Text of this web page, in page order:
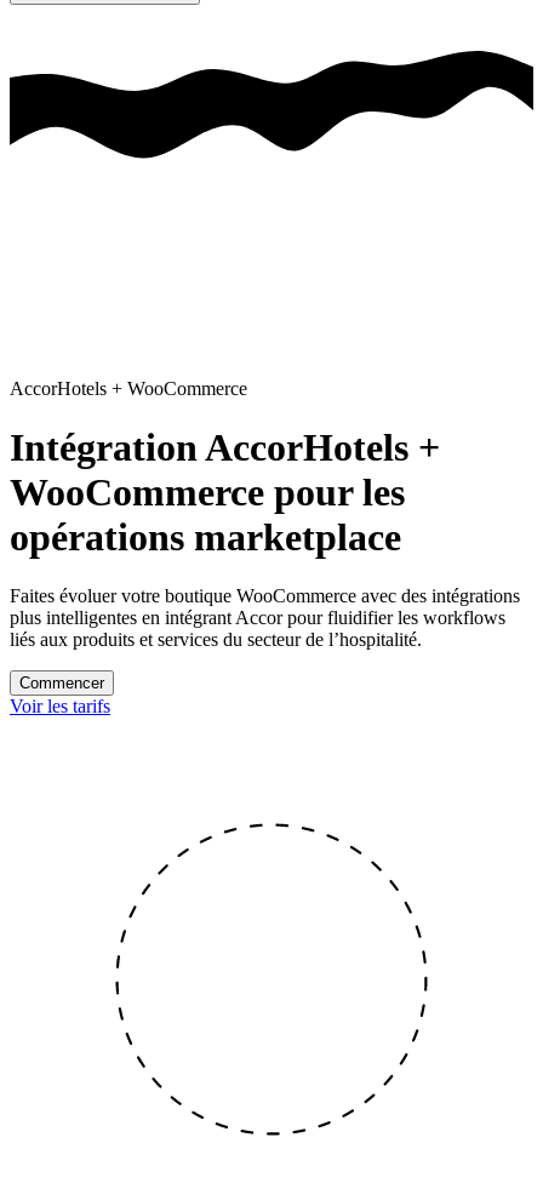
AccorHotels + WooCommerce
Intégration AccorHotels +
WooCommerce pour les
opérations marketplace
Faites évoluer votre boutique WooCommerce avec des intégrations
plus intelligentes en intégrant Accor pour fluidifier les workflows
liés aux produits et services du secteur de l’hospitalité.
Commencer
Voir les tarifs